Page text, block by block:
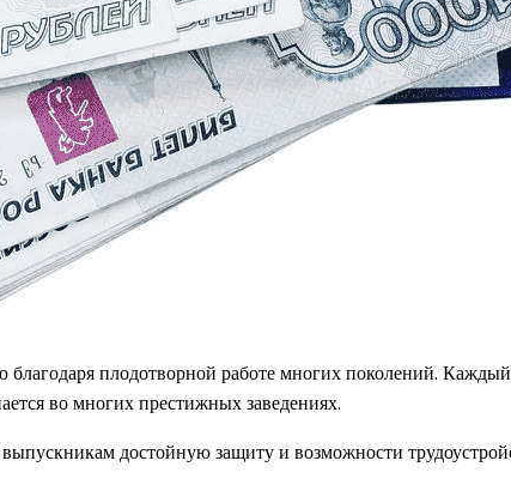
плодотворной работе многих поколений. Каждый
во многих престижных заведениях.
достойную защиту и возможности